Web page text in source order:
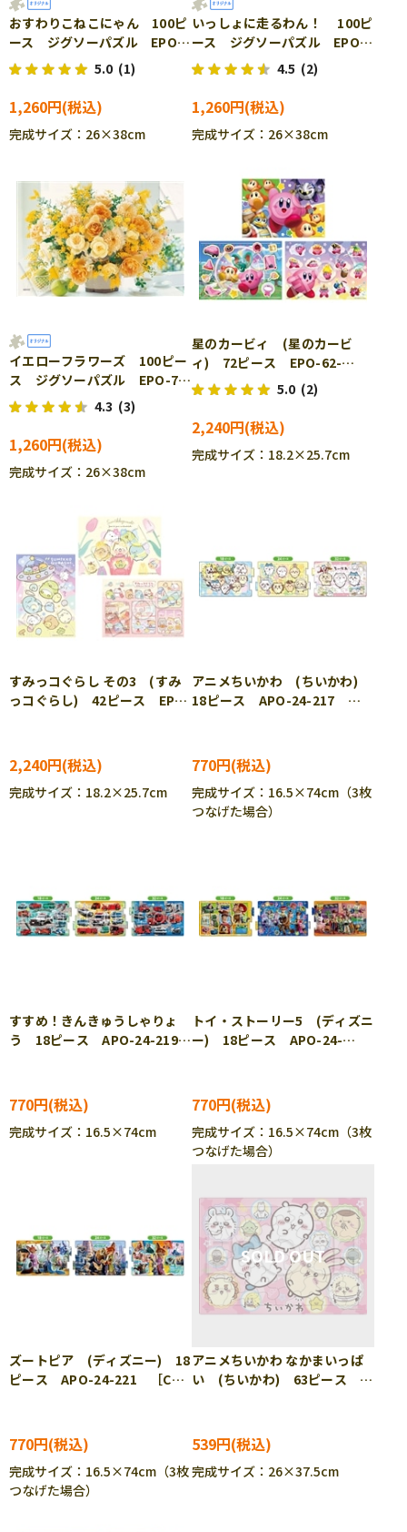
おすわりこねこにゃん 100ピ
ース ジグソーパズル EPO-
79-519
5.0 (1)
1,260円
完成サイズ：26×38cm
いっしょに走るわん！ 100ピ
ース ジグソーパズル EPO-
79-520
4.5 (2)
1,260円
完成サイズ：26×38cm
イエローフラワーズ 100ピー
ス ジグソーパズル EPO-79-
521
4.3 (3)
1,260円
完成サイズ：26×38cm
星のカービィ (星のカービ
ィ) 72ピース EPO-62-
308 ［CP-IT］
5.0 (2)
2,240円
完成サイズ：18.2×25.7cm
すみっコぐらし その3 (すみ
っコぐらし) 42ピース EPO-
2,240円
完成サイズ：18.2×25.7cm
アニメちいかわ (ちいかわ)
18ピース APO-24-217
770円
完成サイズ：16.5×74cm（3枚
つなげた場合）
すすめ！きんきゅうしゃりょ
う 18ピース APO-24-219
770円
完成サイズ：16.5×74cm
トイ・ストーリー5 (ディズニ
ー) 18ピース APO-24-
770円
完成サイズ：16.5×74cm（3枚
つなげた場合）
ズートピア (ディズニー) 18
ピース APO-24-221 ［CP-
770円
完成サイズ：16.5×74cm（3枚
つなげた場合）
アニメちいかわ なかまいっぱ
い (ちいかわ) 63ピース
539円
完成サイズ：26×37.5cm